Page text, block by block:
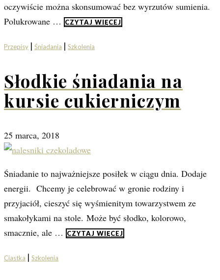
oczywiście można skonsumować bez wyrzutów sumienia.
Polukrowane …
CZYTAJ WIĘCEJ
Przepisy | Śniadania | Szkolenia
Słodkie śniadania na
kursie cukierniczym
25 marca, 2018
Śniadanie to najważniejsze posiłek w ciągu dnia. Dodaje
energii. Chcemy je celebrować w gronie rodziny i
przyjaciół, cieszyć się wyśmienitym towarzystwem ze
smakołykami na stole. Może być słodko, kolorowo,
smacznie, ale …
CZYTAJ WIĘCEJ
Ciastka | Szkolenia